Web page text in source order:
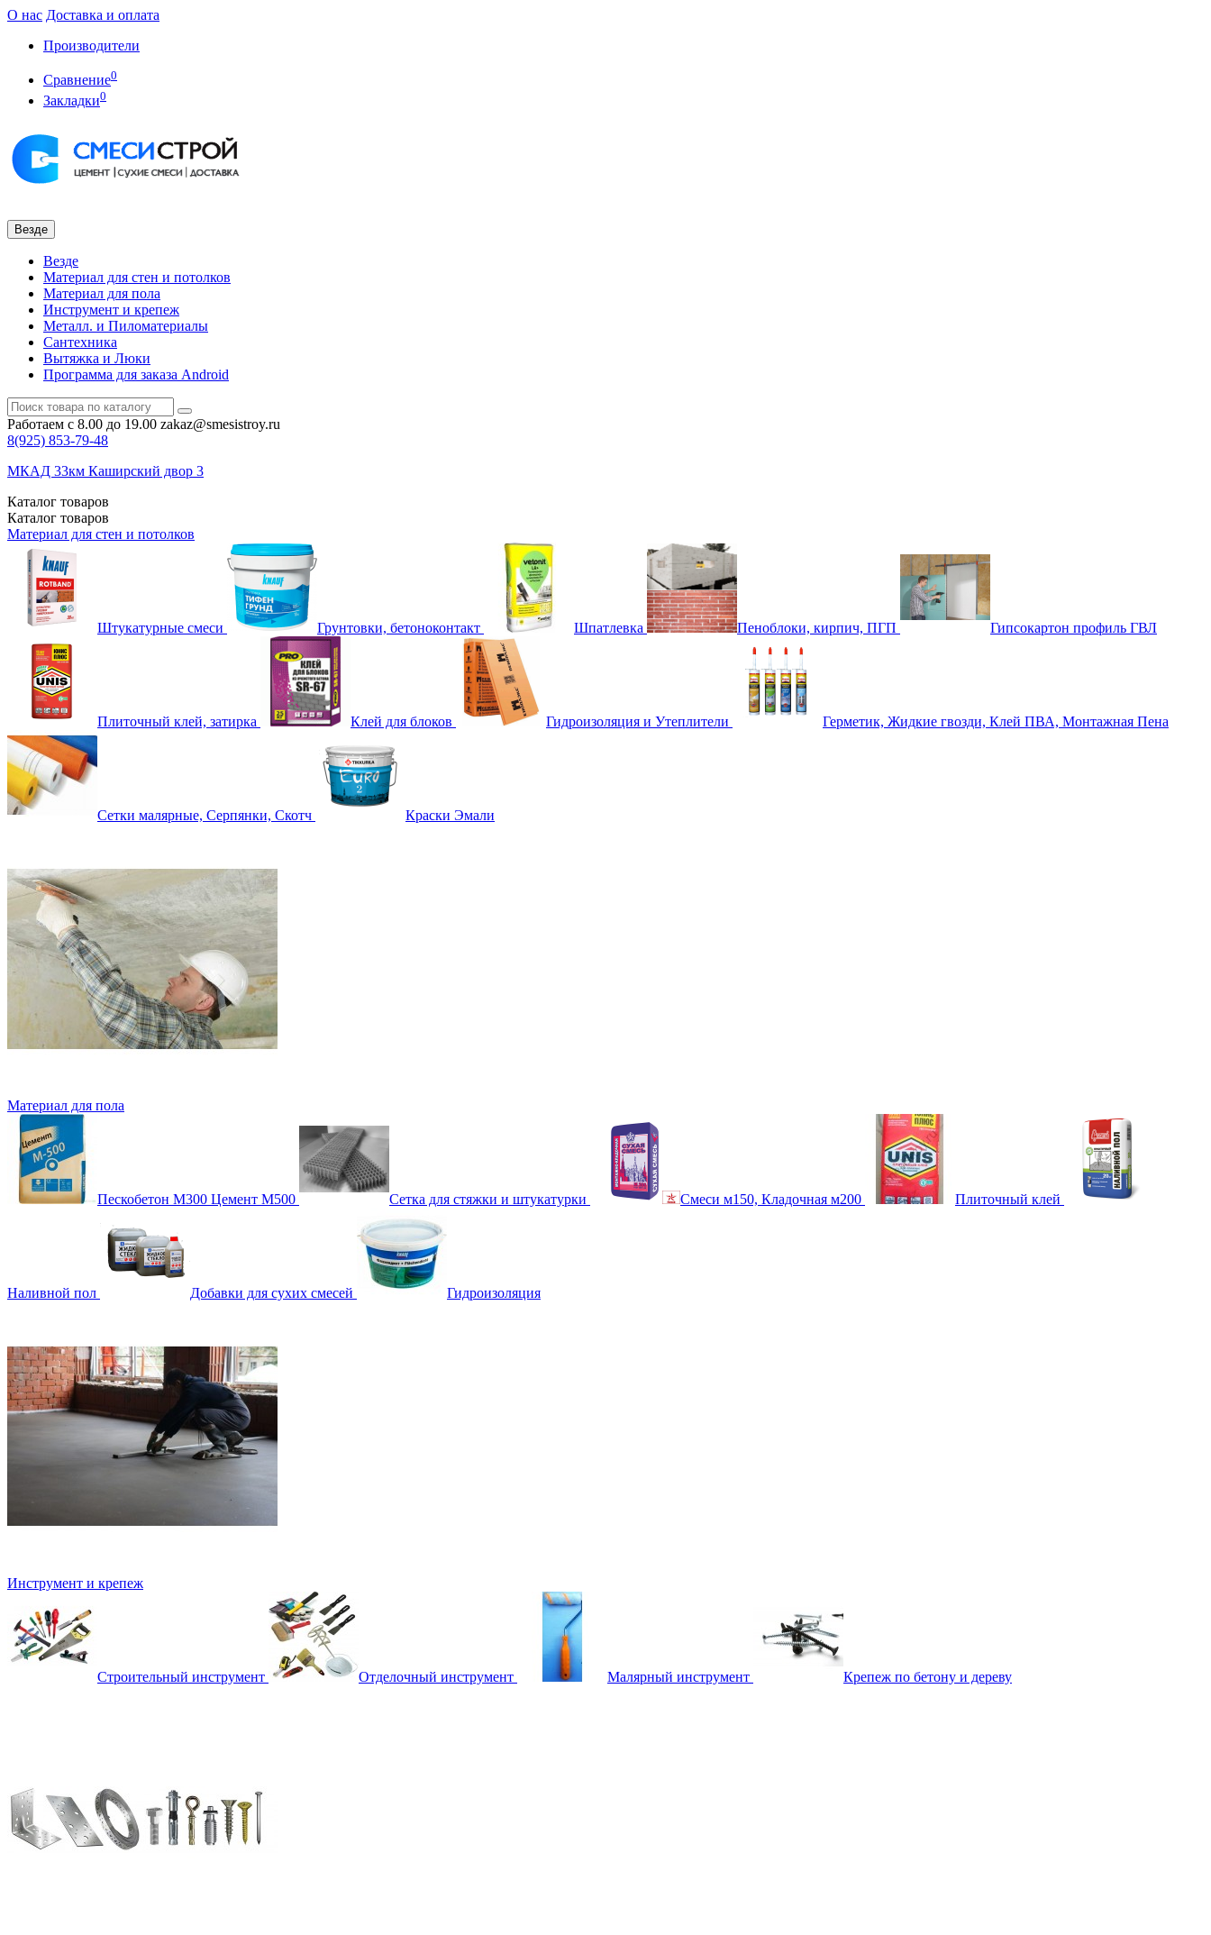
О нас Доставка и оплата
Производители
Сравнение0
Закладки0
Везде
Везде
Материал для стен и потолков
Материал для пола
Инструмент и крепеж
Металл. и Пиломатериалы
Сантехника
Вытяжка и Люки
Программа для заказа Android
Работаем с 8.00 до 19.00 zakaz@smesistroy.ru
8(925) 853-79-48
МКАД 33км Каширский двор 3
Каталог товаров
Каталог товаров
Материал для стен и потолков
Штукатурные смеси Грунтовки, бетоноконтакт Шпатлевка Пеноблоки, кирпич, ПГП Гипсокартон профиль ГВЛ
Плиточный клей, затирка Клей для блоков Гидроизоляция и Утеплители Герметик, Жидкие гвозди, Клей ПВА, Монтажная Пена
Сетки малярные, Серпянки, Скотч Краски Эмали
Материал для пола
Пескобетон М300 Цемент М500 Сетка для стяжки и штукатурки Смеси м150, Кладочная м200 Плиточный клей
Наливной пол Добавки для сухих смесей Гидроизоляция
Инструмент и крепеж
Строительный инструмент Отделочный инструмент Малярный инструмент Крепеж по бетону и дереву